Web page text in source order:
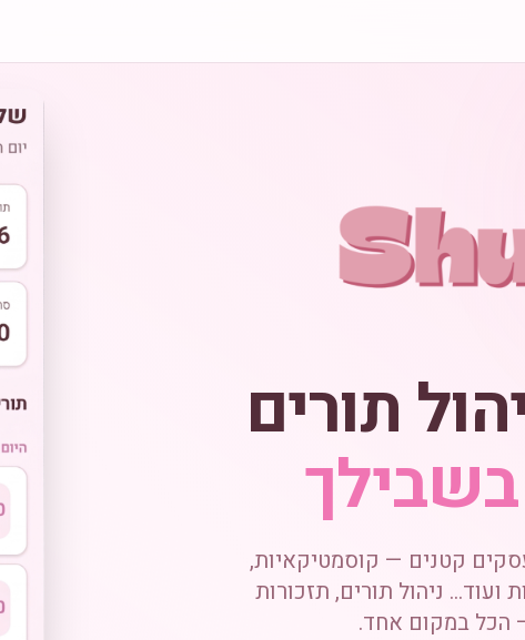
תורים
קטנים — קוסמטיקאיות,
ועוד... ניהול תורים, תזכורות
הכל במקום אחד.